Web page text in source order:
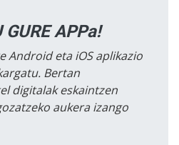
GURE APPa!
Android eta iOS aplikazio
Bertan
digitalak eskaintzen
aukera izango